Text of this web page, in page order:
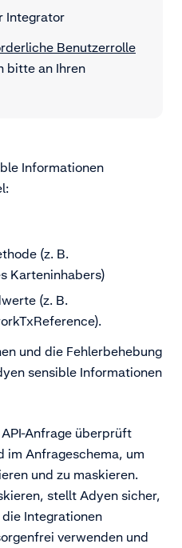
Integrator
Benutzerrolle
bitte an Ihren
Informationen
(z. B.
Karteninhabers)
(z. B.
und die Fehlerbehebung
sensible Informationen
Anfrage überprüft
im Anfrageschema, um
und zu maskieren.
stellt Adyen sicher,
Integrationen
verwenden und